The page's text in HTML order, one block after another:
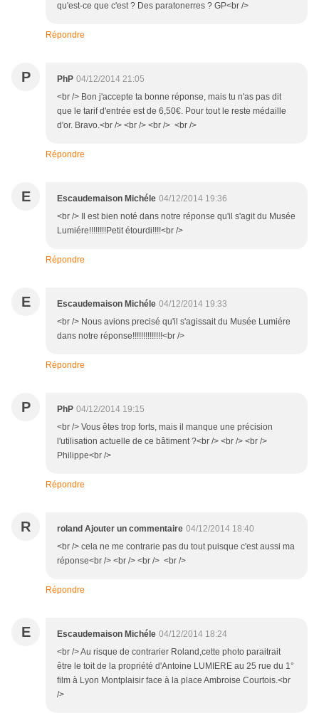
qu'est-ce que c'est ? Des paratonerres ? GP<br />
Répondre
P PhP 04/12/2014 21:05
<br /> Bon j'accepte ta bonne réponse, mais tu n'as pas dit
que le tarif d'entrée est de 6,50€. Pour tout le reste médaille
d'or. Bravo.<br /> <br /> <br /> <br />
Répondre
E Escaudemaison Michéle 04/12/2014 19:36
<br /> Il est bien noté dans notre réponse qu'il s'agit du Musée
Lumiére!!!!!!!!Petit étourdi!!!!<br />
Répondre
E Escaudemaison Michéle 04/12/2014 19:33
<br /> Nous avions precisé qu'il s'agissait du Musée Lumiére
dans notre réponse!!!!!!!!!!!!!!<br />
Répondre
P PhP 04/12/2014 19:15
<br /> Vous êtes trop forts, mais il manque une précision
l'utilisation actuelle de ce bâtiment ?<br /> <br /> <br />
Philippe<br />
Répondre
R roland Ajouter un commentaire 04/12/2014 18:40
<br /> cela ne me contrarie pas du tout puisque c'est aussi ma
réponse<br /> <br /> <br /> <br />
Répondre
E Escaudemaison Michéle 04/12/2014 18:24
<br /> Au risque de contrarier Roland,cette photo paraitrait
être le toit de la propriété d'Antoine LUMIERE au 25 rue du 1°
film à Lyon Montplaisir face à la place Ambroise Courtois.<br
/>